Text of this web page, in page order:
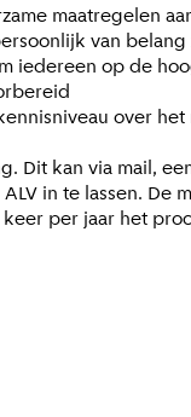
maatregelen
van belang
iedereen op de
over
Dit kan via mail,
in te lassen. De
per jaar het